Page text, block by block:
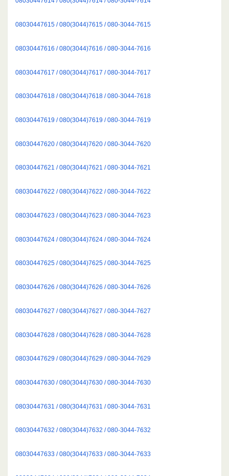
08030447615 / 080(3044)7615 / 080-3044-7615
08030447616 / 080(3044)7616 / 080-3044-7616
08030447617 / 080(3044)7617 / 080-3044-7617
08030447618 / 080(3044)7618 / 080-3044-7618
08030447619 / 080(3044)7619 / 080-3044-7619
08030447620 / 080(3044)7620 / 080-3044-7620
08030447621 / 080(3044)7621 / 080-3044-7621
08030447622 / 080(3044)7622 / 080-3044-7622
08030447623 / 080(3044)7623 / 080-3044-7623
08030447624 / 080(3044)7624 / 080-3044-7624
08030447625 / 080(3044)7625 / 080-3044-7625
08030447626 / 080(3044)7626 / 080-3044-7626
08030447627 / 080(3044)7627 / 080-3044-7627
08030447628 / 080(3044)7628 / 080-3044-7628
08030447629 / 080(3044)7629 / 080-3044-7629
08030447630 / 080(3044)7630 / 080-3044-7630
08030447631 / 080(3044)7631 / 080-3044-7631
08030447632 / 080(3044)7632 / 080-3044-7632
08030447633 / 080(3044)7633 / 080-3044-7633